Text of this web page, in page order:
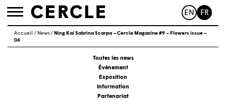
Toggle
EN FR
Accueil / News/ Ning Kai Sabrina Scarpa – Cercle Magazine #9 – Flowers issue –
06
Toutes les news
Événement
Exposition
Information
Partenariat